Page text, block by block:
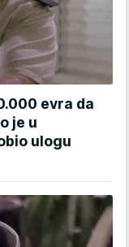
evra da
je u
ulogu